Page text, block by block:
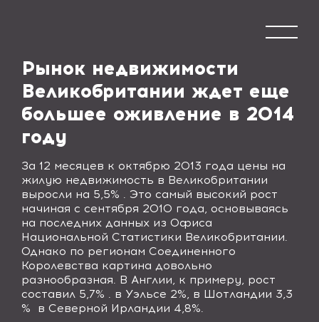
Рынок недвижимости
Великобритании ждет еще
большее оживление в 2014
году
За 12 месяцев к октябрю 2013 года цены на
жилую недвижимость в Великобритании
выросли на 5,5% . Это самый высокий рост
начиная с сентября 2010 года, основываясь
на последних данных из Офиса
Национальной Статистики Великобритании.
Однако по регионам Соединенного
Королевства картина довольно
разнообразная. В Англии, к примеру, рост
составил 5,7% . в Уэльсе 2%, в Шотландии 3,3
% в Северной Ирландии 4,8%.